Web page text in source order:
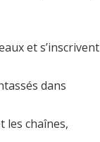
et s’inscrivent
dans
les chaînes,